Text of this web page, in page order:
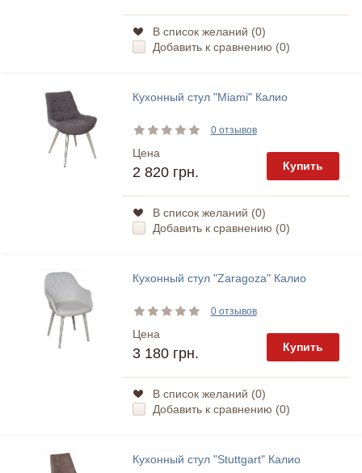
В список желаний (0)
Добавить к сравнению (0)
Кухонный стул "Miami" Калио
0 отзывов
Цена
2 820 грн. Купить
В список желаний (0)
Добавить к сравнению (0)
Кухонный стул "Zaragoza" Калио
0 отзывов
Цена
3 180 грн. Купить
В список желаний (0)
Добавить к сравнению (0)
Кухонный стул "Stuttgart" Калио